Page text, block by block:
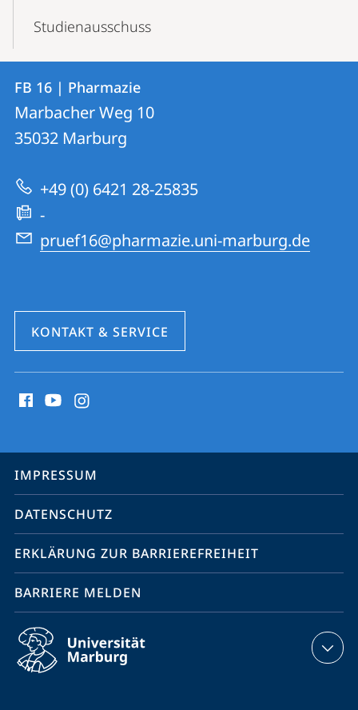
Studienausschuss
Kontakt
und
Informationen
zur
Website
Kontaktinformationen
FB
16
|
Pharmazie
FB 16 | Pharmazie
Marbacher Weg 10
35032 Marburg
+49 (0) 6421 28-25835
-
pruef16@pharmazie.uni-marburg.de
KONTAKT & SERVICE
Media
Service-
Navigation
IMPRESSUM
DATENSCHUTZ
ERKLÄRUNG ZUR BARRIEREFREIHEIT
BARRIERE MELDEN